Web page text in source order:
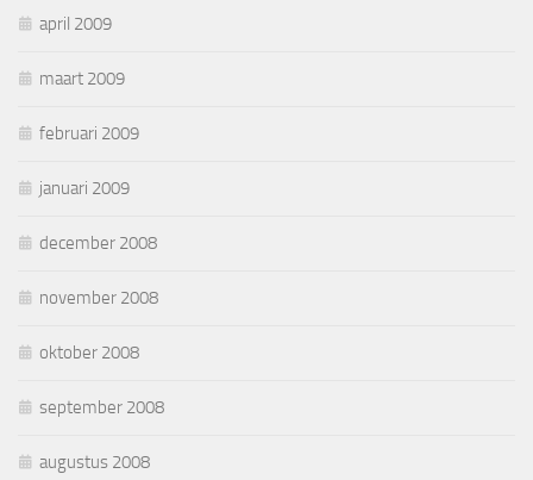
april 2009
maart 2009
februari 2009
januari 2009
december 2008
november 2008
oktober 2008
september 2008
augustus 2008